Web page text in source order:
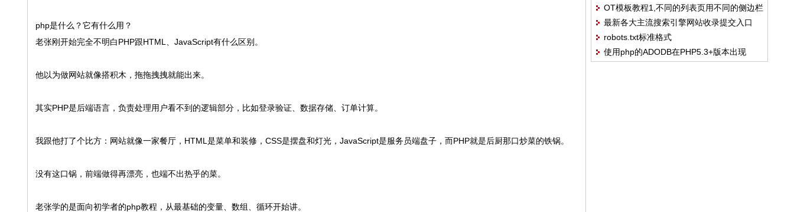
php是什么？它有什么用？
老张刚开始完全不明白PHP跟HTML、JavaScript有什么区别。
他以为做网站就像搭积木，拖拖拽拽就能出来。
其实PHP是后端语言，负责处理用户看不到的逻辑部分，比如登录验证、数据存储、订单计算。
我跟他打了个比方：网站就像一家餐厅，HTML是菜单和装修，CSS是摆盘和灯光，JavaScript是服务员端盘子，而PHP就是后厨那口炒菜的铁锅。
没有这口锅，前端做得再漂亮，也端不出热乎的菜。
老张学的是面向初学者的php教程，从最基础的变量、数组、循环开始讲。
OT模板教程1,不同的列表页用不同的侧边栏
最新各大主流搜索引擎网站收录提交入口
（2011.10.14）
robots.txt标准格式
使用php的ADODB在PHP5.3+版本出现